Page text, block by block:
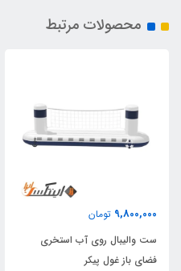
محصولات مرتبط
9,800,000 تومان
ست والیبال روی آب استخری
فضای باز غول پیکر